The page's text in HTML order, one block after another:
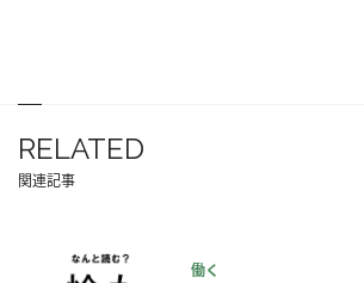
RELATED
関連記事
働く